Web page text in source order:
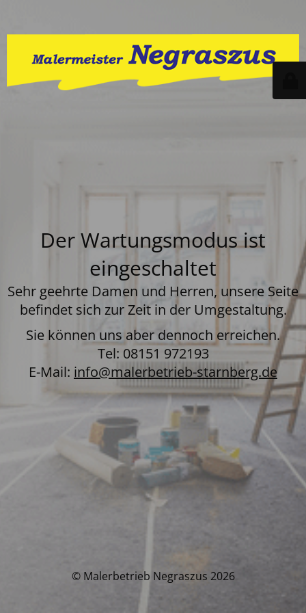
Der Wartungsmodus ist
eingeschaltet
Sehr geehrte Damen und Herren, unsere Seite
befindet sich zur Zeit in der Umgestaltung.
Sie können uns aber dennoch erreichen.
Tel: 08151 972193
E-Mail: info@malerbetrieb-starnberg.de
© Malerbetrieb Negraszus 2026